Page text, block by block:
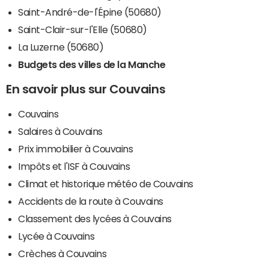
Saint-André-de-l'Épine (50680)
Saint-Clair-sur-l'Elle (50680)
La Luzerne (50680)
Budgets des villes de la Manche
En savoir plus sur Couvains
Couvains
Salaires à Couvains
Prix immobilier à Couvains
Impôts et l'ISF à Couvains
Climat et historique météo de Couvains
Accidents de la route à Couvains
Classement des lycées à Couvains
Lycée à Couvains
Crèches à Couvains